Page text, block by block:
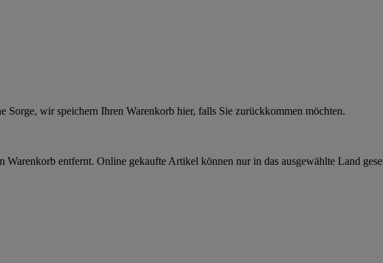
Sorge, wir speichern Ihren Warenkorb hier, falls Sie zurückkommen möchten.
entfernt. Online gekaufte Artikel können nur in das ausgewählte Land